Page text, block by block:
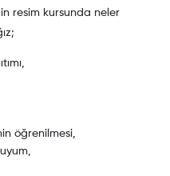
resim kursunda neler
öğrenilmesi,